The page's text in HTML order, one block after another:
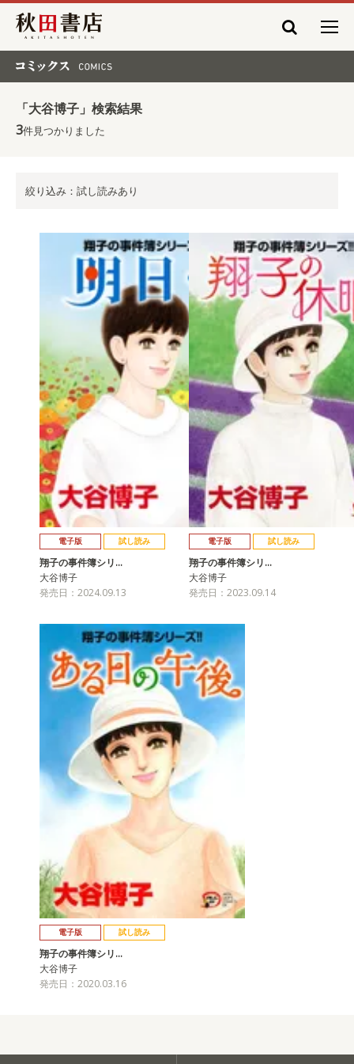
秋田書店
「大谷博子」検索結果
3件見つかりました
絞り込み：試し読みあり
電子版 試し読み
翔子の事件簿シリ…
大谷博子
発売日：2024.09.13
電子版 試し読み
翔子の事件簿シリ…
大谷博子
発売日：2023.09.14
電子版 試し読み
翔子の事件簿シリ…
大谷博子
発売日：2020.03.16